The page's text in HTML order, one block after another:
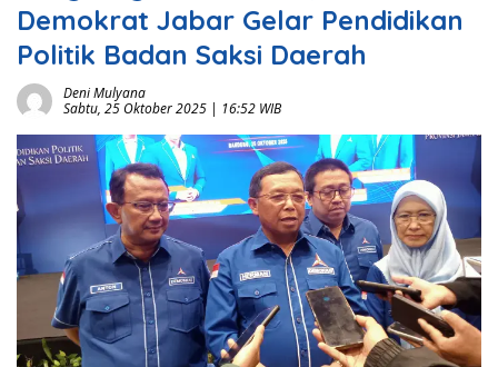
Demokrat Jabar Gelar Pendidikan
Politik Badan Saksi Daerah
Deni Mulyana
Sabtu, 25 Oktober 2025 | 16:52 WIB